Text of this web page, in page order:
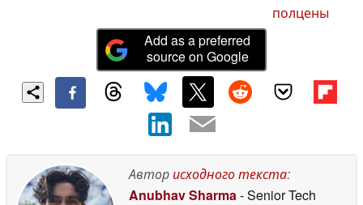
полцены
Add as a preferred
source on Google
Авторисходного текста:
Anubhav Sharma - Senior Tech